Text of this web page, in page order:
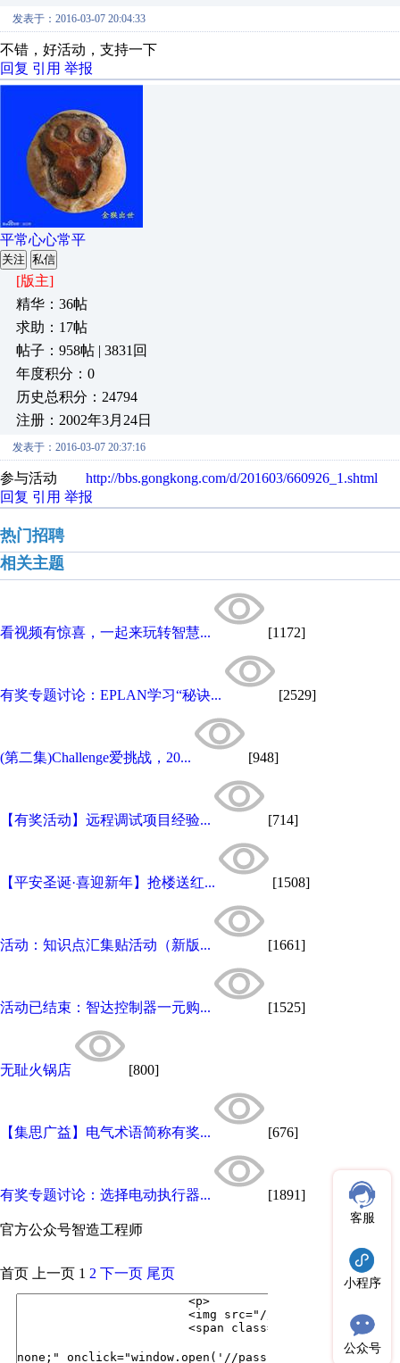
发表于：2016-03-07 20:04:33
不错，好活动，支持一下
回复 引用 举报
平常心心常平
关注 私信
[版主]
精华：36帖
求助：17帖
帖子：958帖 | 3831回
年度积分：0
历史总积分：24794
注册：2002年3月24日
发表于：2016-03-07 20:37:16
参与活动 http://bbs.gongkong.com/d/201603/660926_1.shtml
回复 引用 举报
热门招聘
相关主题
看视频有惊喜，一起来玩转智慧... [1172]
有奖专题讨论：EPLAN学习“秘诀... [2529]
(第二集)Challenge爱挑战，20... [948]
【有奖活动】远程调试项目经验... [714]
【平安圣诞·喜迎新年】抢楼送红... [1508]
活动：知识点汇集贴活动（新版... [1661]
活动已结束：智达控制器一元购... [1525]
无耻火锅店 [800]
【集思广益】电气术语简称有奖... [676]
有奖专题讨论：选择电动执行器... [1891]
官方公众号智造工程师
客服
小程序
公众号
首页 上一页 1 2 下一页 尾页